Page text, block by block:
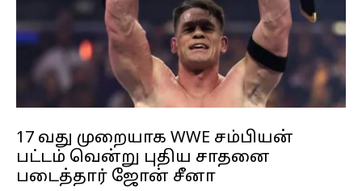
17 வது முறையாக WWE சம்பியன்
பட்டம் வென்று புதிய சாதனை
படைத்தார் ஜோன் சீனா